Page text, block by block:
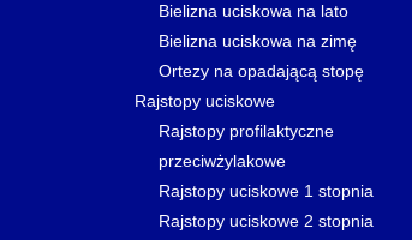
Bielizna uciskowa na lato
Bielizna uciskowa na zimę
Ortezy na opadającą stopę
Rajstopy uciskowe
Rajstopy profilaktyczne
przeciwżylakowe
Rajstopy uciskowe 1 stopnia
Rajstopy uciskowe 2 stopnia